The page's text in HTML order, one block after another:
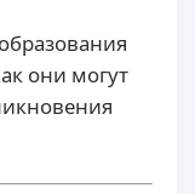
они могут